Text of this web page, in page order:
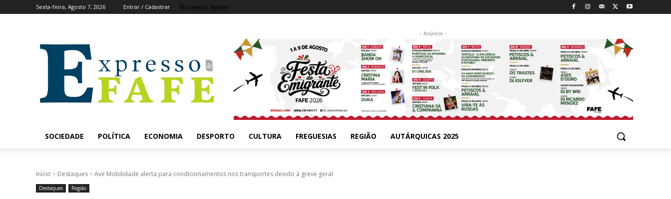
Sexta-feira, Agosto 7, 2026 Entrar / Cadastrar No menu items!
- Anúncio -
SOCIEDADE POLÍTICA ECONOMIA DESPORTO CULTURA FREGUESIAS REGIÃO AUTÁRQUICAS 2025
Início Destaques Ave Mobilidade alerta para condicionamentos nos transportes devido à greve geral
Destaques Região